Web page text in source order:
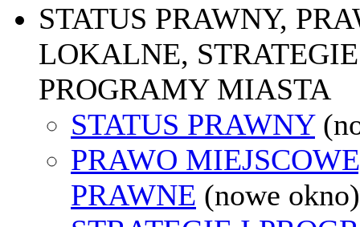
STATUS PRAWNY,
LOKALNE,
PROGRAMY MIASTA
STATUS PRAWNY
PRAWO
PRAWNE (nowe okno)